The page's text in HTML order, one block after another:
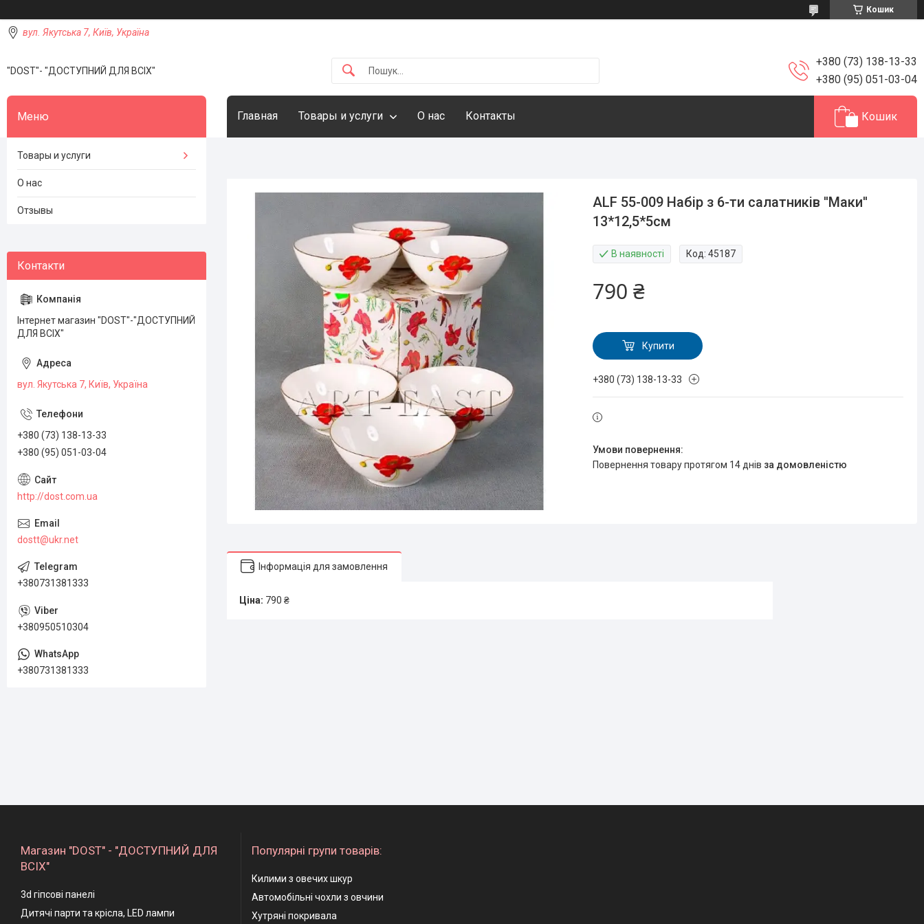
Кошик
вул. Якутська 7, Київ, Україна
"DOST"- "ДОСТУПНИЙ ДЛЯ ВСІХ"
+380 (73) 138-13-33
+380 (95) 051-03-04
Главная Товары и услуги О нас Контакты Кошик
ALF 55-009 Набір з 6-ти салатників ''Маки''
13*12,5*5см
В наявності Код:45187
790 ₴
Купити
+380 (73) 138-13-33
повернення товару протягом 14 днів за домовленістю
Інформація для замовлення
Ціна: 790 ₴
Товары и услуги
О нас
Отзывы
Інтернет магазин "DOST"-"ДОСТУПНИЙ
ДЛЯ ВСІХ"
вул. Якутська 7, Київ, Україна
+380 (73) 138-13-33
+380 (95) 051-03-04
http://dost.com.ua
dostt@ukr.net
+380731381333
+380950510304
+380731381333
Магазин "DOST" - "ДОСТУПНИЙ ДЛЯ
ВСІХ"
3d гіпсові панелі
Дитячі парти та крісла, LED лампи
Популярні групи товарів:
Килими з овечих шкур
Автомобільні чохли з овчини
Хутряні покривала